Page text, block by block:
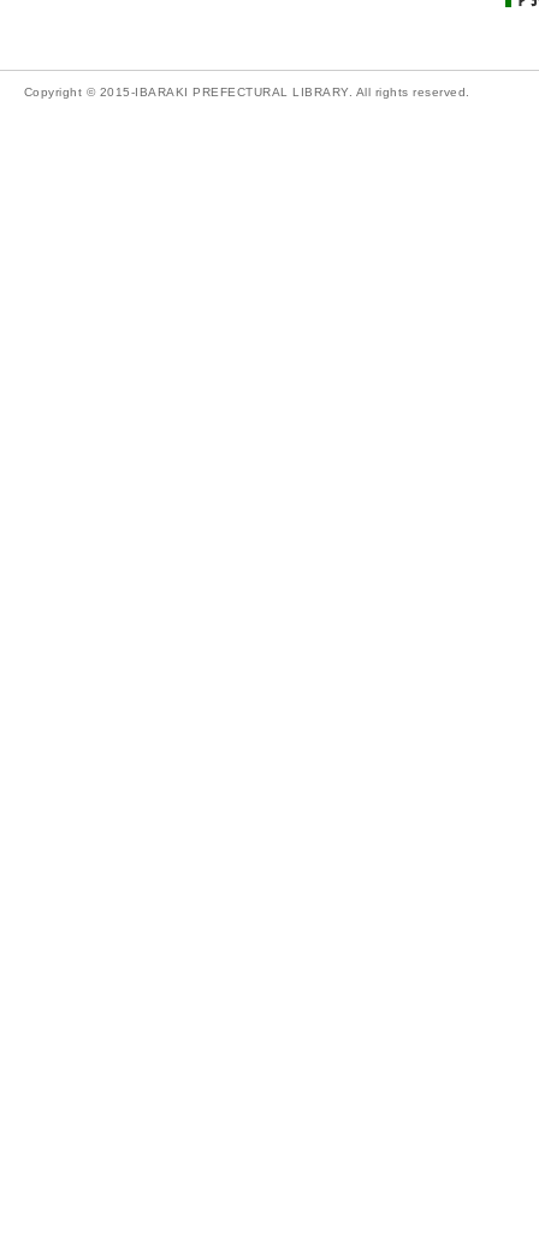
Copyright © 2015-IBARAKI PREFECTURAL LIBRARY. All rights reserved.